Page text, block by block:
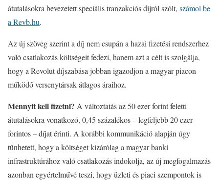
átutalásokra bevezetett speciális tranzakciós díjról szólt, számol be
a Revb.hu.
Az új szöveg szerint a díj nem csupán a hazai fizetési rendszerhez
való csatlakozás költségeit fedezi, hanem azt a célt is szolgálja,
hogy a Revolut díjszabása jobban igazodjon a magyar piacon
működő versenytársak átlagos áraihoz.
Mennyit kell fizetni? A változtatás az 50 ezer forint feletti
átutalásokra vonatkozó, 0,45 százalékos – legfeljebb 20 ezer
forintos – díjat érinti. A korábbi kommunikáció alapján úgy
tűnhetett, hogy a költséget kizárólag a magyar banki
infrastruktúrához való csatlakozás indokolja, az új megfogalmazás
azonban egyértelművé teszi, hogy üzleti és piaci szempontok is